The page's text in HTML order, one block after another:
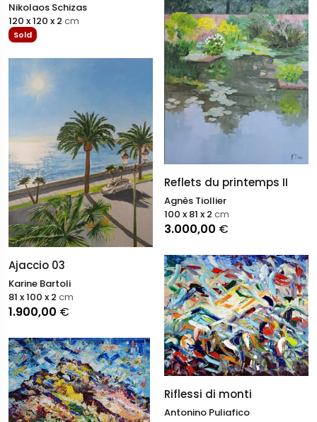
Nikolaos Schizas
Sold
120 x 120 x 2 cm
Ajaccio 03
Karine Bartoli
1.900,00 €
81 x 100 x 2 cm
Reflets du printemps II
Agnès Tiollier
3.000,00 €
100 x 81 x 2 cm
Riflessi di monti
Antonino Puliafico